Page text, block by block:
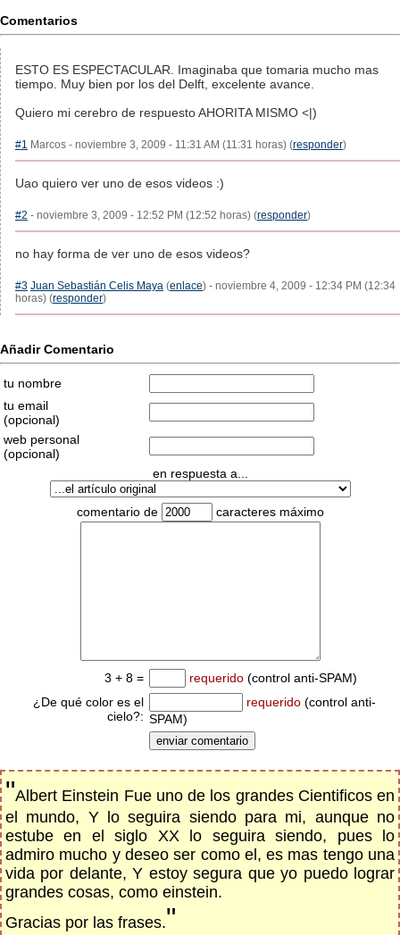
Comentarios
ESTO ES ESPECTACULAR. Imaginaba que tomaria mucho mas
tiempo. Muy bien por los del Delft, excelente avance.
Quiero mi cerebro de respuesto AHORITA MISMO <|)
#1 Marcos - noviembre 3, 2009 - 11:31 AM (11:31 horas) (responder)
Uao quiero ver uno de esos videos :)
#2 - noviembre 3, 2009 - 12:52 PM (12:52 horas) (responder)
no hay forma de ver uno de esos videos?
#3 Juan Sebastián Celis Maya (enlace) - noviembre 4, 2009 - 12:34 PM (12:34
horas) (responder)
Añadir Comentario
tu nombre
tu email
(opcional)
web personal
(opcional)
en respuesta a...
comentario de caracteres máximo
3 + 8 = requerido (control anti-SPAM)
¿De qué color es el
cielo?:
requerido (control anti-
SPAM)
"Albert Einstein Fue uno de los grandes Cientificos en
el mundo, Y lo seguira siendo para mi, aunque no
estube en el siglo XX lo seguira siendo, pues lo
admiro mucho y deseo ser como el, es mas tengo una
vida por delante, Y estoy segura que yo puedo lograr
grandes cosas, como einstein.
Gracias por las frases."